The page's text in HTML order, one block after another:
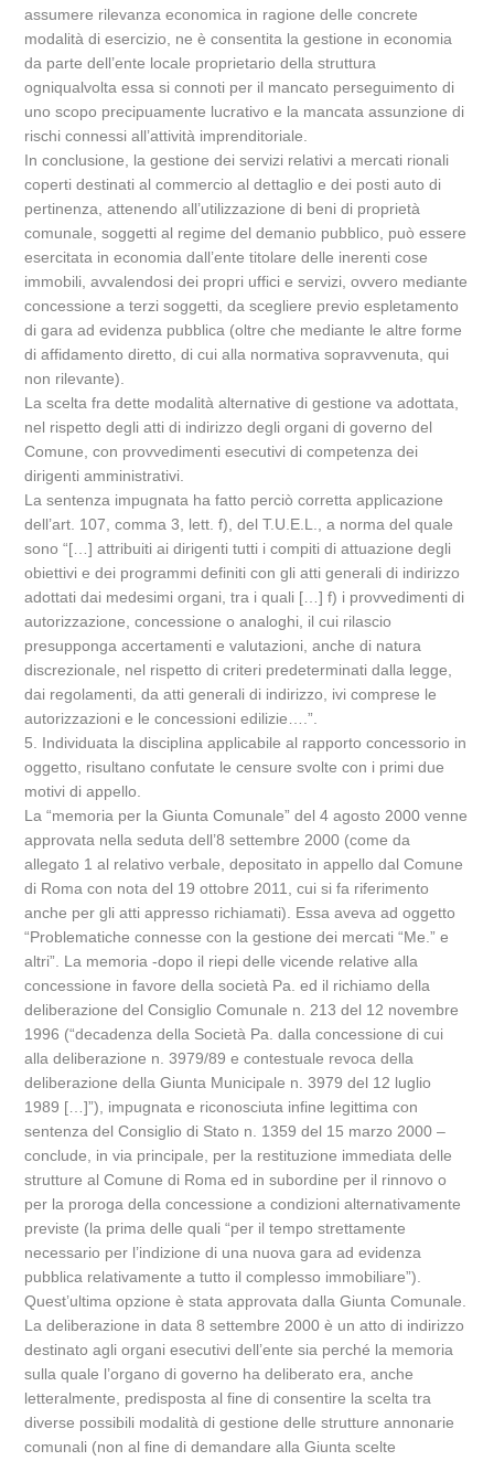
assumere rilevanza economica in ragione delle concrete
modalità di esercizio, ne è consentita la gestione in economia
da parte dell’ente locale proprietario della struttura
ogniqualvolta essa si connoti per il mancato perseguimento di
uno scopo precipuamente lucrativo e la mancata assunzione di
rischi connessi all’attività imprenditoriale.
In conclusione, la gestione dei servizi relativi a mercati rionali
coperti destinati al commercio al dettaglio e dei posti auto di
pertinenza, attenendo all’utilizzazione di beni di proprietà
comunale, soggetti al regime del demanio pubblico, può essere
esercitata in economia dall’ente titolare delle inerenti cose
immobili, avvalendosi dei propri uffici e servizi, ovvero mediante
concessione a terzi soggetti, da scegliere previo espletamento
di gara ad evidenza pubblica (oltre che mediante le altre forme
di affidamento diretto, di cui alla normativa sopravvenuta, qui
non rilevante).
La scelta fra dette modalità alternative di gestione va adottata,
nel rispetto degli atti di indirizzo degli organi di governo del
Comune, con provvedimenti esecutivi di competenza dei
dirigenti amministrativi.
La sentenza impugnata ha fatto perciò corretta applicazione
dell’art. 107, comma 3, lett. f), del T.U.E.L., a norma del quale
sono “[…] attribuiti ai dirigenti tutti i compiti di attuazione degli
obiettivi e dei programmi definiti con gli atti generali di indirizzo
adottati dai medesimi organi, tra i quali […] f) i provvedimenti di
autorizzazione, concessione o analoghi, il cui rilascio
presupponga accertamenti e valutazioni, anche di natura
discrezionale, nel rispetto di criteri predeterminati dalla legge,
dai regolamenti, da atti generali di indirizzo, ivi comprese le
autorizzazioni e le concessioni edilizie….”.
5. Individuata la disciplina applicabile al rapporto concessorio in
oggetto, risultano confutate le censure svolte con i primi due
motivi di appello.
La “memoria per la Giunta Comunale” del 4 agosto 2000 venne
approvata nella seduta dell’8 settembre 2000 (come da
allegato 1 al relativo verbale, depositato in appello dal Comune
di Roma con nota del 19 ottobre 2011, cui si fa riferimento
anche per gli atti appresso richiamati). Essa aveva ad oggetto
“Problematiche connesse con la gestione dei mercati “Me.” e
altri”. La memoria -dopo il riepi delle vicende relative alla
concessione in favore della società Pa. ed il richiamo della
deliberazione del Consiglio Comunale n. 213 del 12 novembre
1996 (“decadenza della Società Pa. dalla concessione di cui
alla deliberazione n. 3979/89 e contestuale revoca della
deliberazione della Giunta Municipale n. 3979 del 12 luglio
1989 […]”), impugnata e riconosciuta infine legittima con
sentenza del Consiglio di Stato n. 1359 del 15 marzo 2000 –
conclude, in via principale, per la restituzione immediata delle
strutture al Comune di Roma ed in subordine per il rinnovo o
per la proroga della concessione a condizioni alternativamente
previste (la prima delle quali “per il tempo strettamente
necessario per l’indizione di una nuova gara ad evidenza
pubblica relativamente a tutto il complesso immobiliare”).
Quest’ultima opzione è stata approvata dalla Giunta Comunale.
La deliberazione in data 8 settembre 2000 è un atto di indirizzo
destinato agli organi esecutivi dell’ente sia perché la memoria
sulla quale l’organo di governo ha deliberato era, anche
letteralmente, predisposta al fine di consentire la scelta tra
diverse possibili modalità di gestione delle strutture annonarie
comunali (non al fine di demandare alla Giunta scelte